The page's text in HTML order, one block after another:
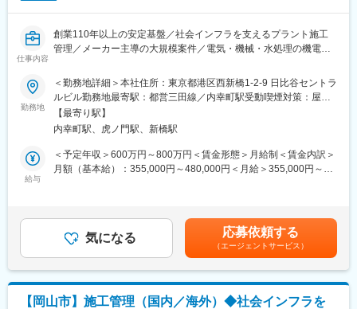
・CADによる図面作成（経験に応じて）
や時差出勤などでインターバルを確保、無理のない勤務体制をと
っております。
■主な案件
・交通信号機設置・更新工事
・信号機LED化工事
・街路灯設置工事
・交通情報板設置工事
公共性の高い案件が中心で、北海道の交通安全を支える社会貢献
50代の部長をはじめ、20代～50代、ベテランから若手まで幅広く
活躍しており、経験を積みながら着実に成長できる環境です。
変更の範囲：会社の定める業務
仕事内容
創業110年以上の安定基盤／社会インフラを支えるプラント施工
管理／メーカー主導の大規模案件／電気・機械・水処理の機電一
長期就業／裁量ある現場マネジメント
■業務内容
官民のプラント設備工事（電気、機械、上下水道施設など）に関
する施工管理業務をご担当いただきます。
※プラント設備…主に受変電設備、動力設備、監視制御設備、計装
設備、小・中・大型ポンプ設備、水処理設備、空調設備など
・現場施工管理（主に監理技術者、主任技術者、現場代理人等）
※基本的にはメーカーのプラント案件（大手優良企業が大半）の施
工管理を担っていただきます。
勤務地
＜勤務地詳細＞本社住所：東京都港区西新橋1-2-9 日比谷セントラ
ルビル勤務地最寄駅：都営三田線／内幸町駅受動喫煙対策：屋内
喫煙可能場所あり変更の範囲：本文参照
【最寄り駅】
内幸町駅、虎ノ門駅、新橋駅
給与
＜予定年収＞600万円～800万円＜賃金形態＞月給制＜賃金内訳＞
月額（基本給）：355,000円～480,000円＜月給＞355,000円～
夏冬各1か月分賃金はあくまでも目安の金額であり、選考を通じて
上下する可能性があります。月給(月額)は固定手当を含めた表記で
気になる 応募依頼する
（エージェントサービス）
【岡山市】施工管理（国内／海外）◆社会インフラを